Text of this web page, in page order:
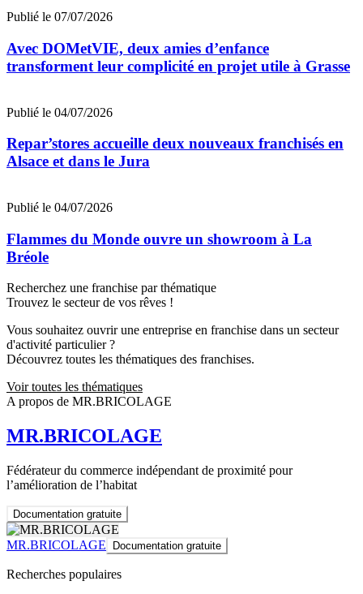
Publié le 07/07/2026
Avec DOMetVIE, deux amies d’enfance
transforment leur complicité en projet utile à Grasse
Publié le 04/07/2026
Repar’stores accueille deux nouveaux franchisés en
Alsace et dans le Jura
Publié le 04/07/2026
Flammes du Monde ouvre un showroom à La
Bréole
Recherchez une franchise par thématique
Trouvez le secteur de vos rêves !
Vous souhaitez ouvrir une entreprise en franchise dans un secteur
d'activité particulier ?
Découvrez toutes les thématiques des franchises.
Voir toutes les thématiques
A propos de MR.BRICOLAGE
MR.BRICOLAGE
Fédérateur du commerce indépendant de proximité pour
l’amélioration de l’habitat
Documentation gratuite
MR.BRICOLAGE Documentation gratuite
Recherches populaires